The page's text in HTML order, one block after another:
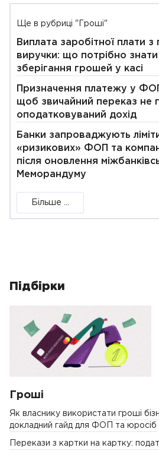
Ще в рубриці "Гроші"
Виплата заробітної плати з
виручки: що потрібно
зберігання грошей у касі
Призначення платежу у
щоб звичайний переказ не
оподатковуваний дохід
Банки запроваджують
«ризикових» ФОП та
після оновлення
Меморандуму
Більше ...
Підбірки
Гроші
Як власнику використати гроші
докладний гайд для ФОП та юросіб
Перекази з картки на картку: